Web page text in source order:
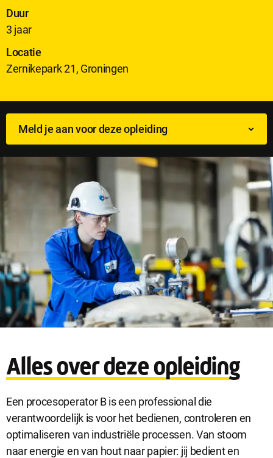
werken.
Functionele cookies
Functionele cookies hebben een functionele rol binnen de
website. De cookies zorgen ervoor dat de website goed
functioneert.
Duur
3 jaar
Locatie
Zernikepark 21, Groningen
Meld je aan voor deze opleiding
Alles over deze opleiding
Een procesoperator B is een professional die
verantwoordelijk is voor het bedienen, controleren en
optimaliseren van industriële processen. Van stoom
naar energie en van hout naar papier: jij bedient en